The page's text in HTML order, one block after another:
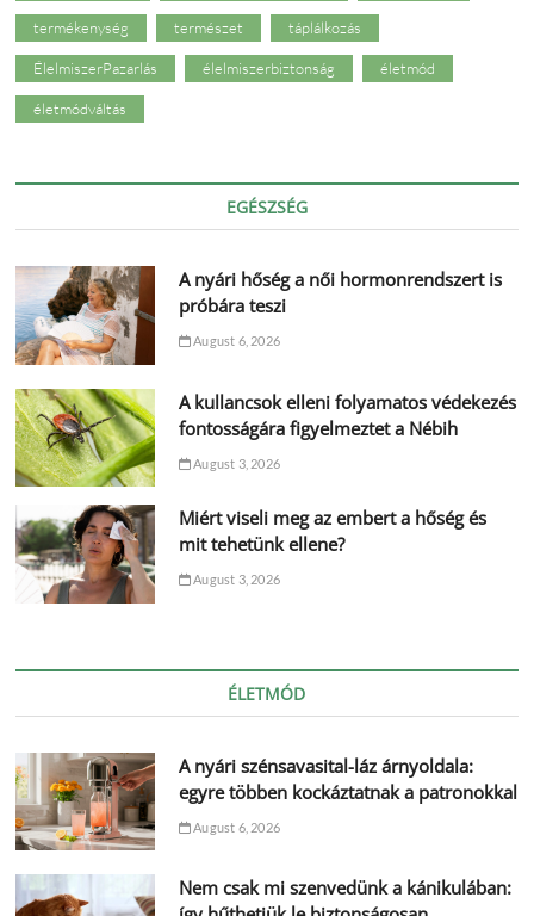
termékenység természet táplálkozás
ÉlelmiszerPazarlás élelmiszerbiztonság életmód
életmódváltás
EGÉSZSÉG
A nyári hőség a női hormonrendszert is
próbára teszi
August 6, 2026
A kullancsok elleni folyamatos védekezés
fontosságára figyelmeztet a Nébih
August 3, 2026
Miért viseli meg az embert a hőség és
mit tehetünk ellene?
August 3, 2026
ÉLETMÓD
A nyári szénsavasital-láz árnyoldala:
egyre többen kockáztatnak a patronokkal
August 6, 2026
Nem csak mi szenvedünk a kánikulában: